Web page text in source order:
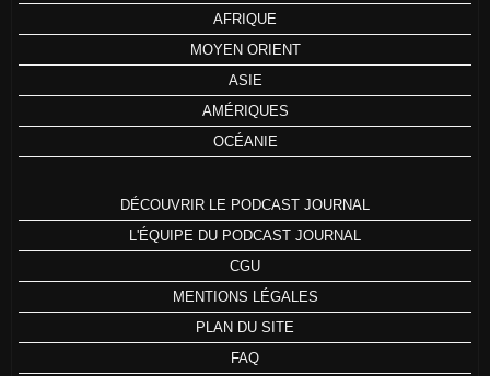
AFRIQUE
MOYEN ORIENT
ASIE
AMÉRIQUES
OCÉANIE
DÉCOUVRIR LE PODCAST JOURNAL
L'ÉQUIPE DU PODCAST JOURNAL
CGU
MENTIONS LÉGALES
PLAN DU SITE
FAQ